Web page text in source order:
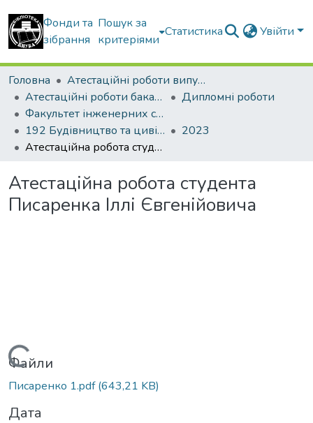
Фонди та
зібрання
Пошук за
критеріями
Статистика Увійти
Головна
Атестаційні роботи випускників
Атестаційні роботи бакалаврів
Дипломні роботи
Факультет інженерних систем та екології
192 Будівництво та цивільна інженерія. Водопостачання та водовідведення
2023
Атестаційна робота студента Писаренка Іллі Євгенійовича
Атестаційна робота студента
Писаренка Іллі Євгенійовича
Вантажиться...
Файли
Писаренко 1.pdf(643,21 KB)
Дата